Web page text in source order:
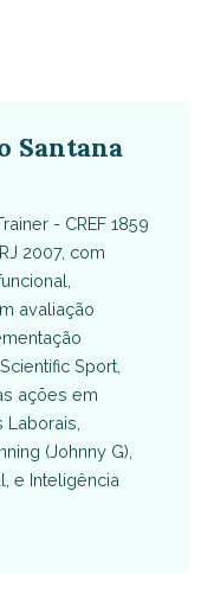
Santana
- CREF 1859
2007, com
avaliação
Sport,
ações em
(Johnny G),
e Inteligência